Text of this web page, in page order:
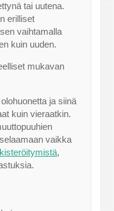
tai uutena.
erilliset
vaihtamalla
kuin uuden.
mukavan
ja siinä
kuin vieraatkin.
vaikka
,